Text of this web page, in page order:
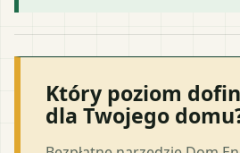
Który poziom
dla Twojego